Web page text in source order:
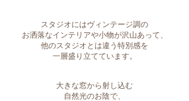
スタジオにはヴィンテージ調の
お洒落なインテリアや小物が沢山あって、
他のスタジオとは違う特別感を
一層盛り立てています。
大きな窓から射し込む
自然光のお陰で、